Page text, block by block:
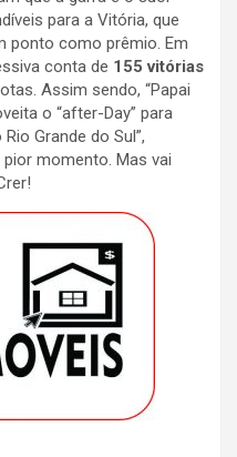
para a Vitória, que
ponto como prêmio. Em
conta de 155 vitórias
Assim sendo, “Papai
o “after-Day” para
Grande do Sul”,
momento. Mas vai